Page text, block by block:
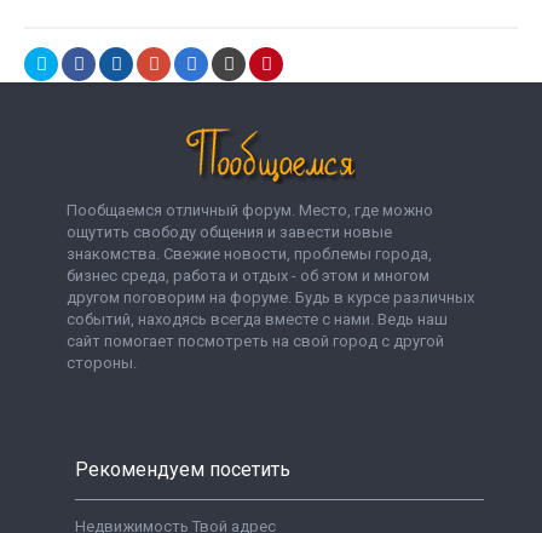
Пообщаемся отличный форум. Место, где можно
ощутить свободу общения и завести новые
знакомства. Свежие новости, проблемы города,
бизнес среда, работа и отдых - об этом и многом
другом поговорим на форуме. Будь в курсе различных
событий, находясь всегда вместе с нами. Ведь наш
сайт помогает посмотреть на свой город с другой
стороны.
Рекомендуем посетить
Недвижимость Твой адрес